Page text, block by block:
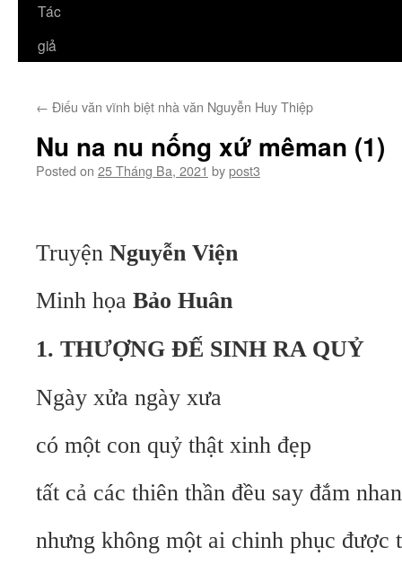
Tác
giả
← Điếu văn vĩnh biệt nhà văn Nguyễn Huy Thiệp
Nu na nu nống xứ mêman (1)
Posted on 25 Tháng Ba, 2021 bypost3
Truyện Nguyễn Viện
Minh họa Bảo Huân
1. THƯỢNG ĐẾ SINH RA QUỶ
Ngày xửa ngày xưa
có một con quỷ thật xinh đẹp
tất cả các thiên thần đều say đắm
nhưng không một ai chinh phục được